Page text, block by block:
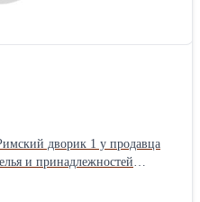
дворик 1 у продавца
и принадлежностей
Перкаль материал: Перкаль
Унисекс тематика: Цветы